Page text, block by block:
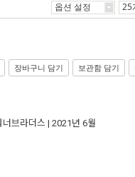
옵션 설정 25
장바구니 담기 보관함 담기
너브라더스 | 2021년 6월